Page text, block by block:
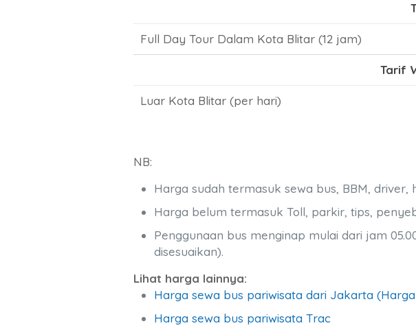
Full Day Tour Dalam Kota Blitar (12 jam)
Tarif
Luar Kota Blitar (per hari)
NB:
Harga sudah termasuk sewa bus, BBM, driver,
Harga belum termasuk Toll, parkir, tips,
Penggunaan bus menginap mulai dari jam
disesuaikan).
Lihat harga lainnya:
Harga sewa bus pariwisata dari Jakarta
Harga sewa bus pariwisata Trac